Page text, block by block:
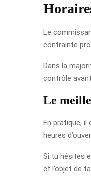
Le
contrainte
Dans la
contrôle
Le
En pratique, il
heures
Si tu hésites
et l’objet de